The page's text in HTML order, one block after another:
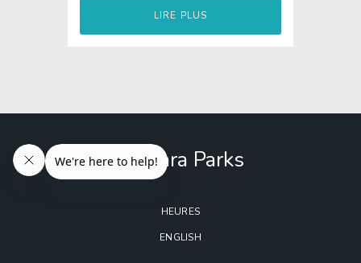
LIRE PLUS
Niagara Parks
HEURES
ENGLISH